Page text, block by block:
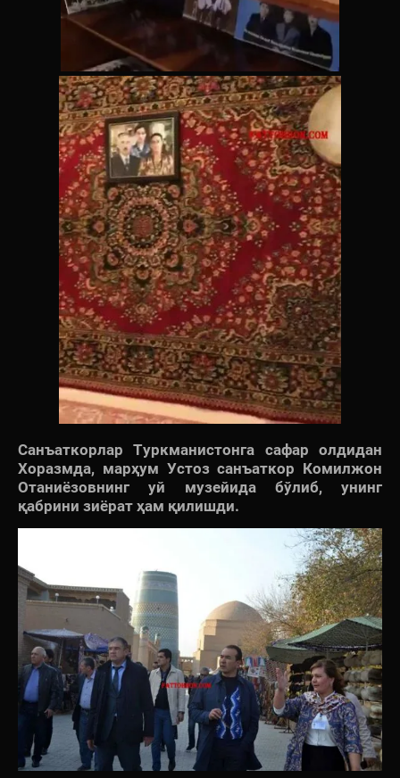
Санъаткорлар Туркманистонга сафар олдидан
Хоразмда, марҳум Устоз санъаткор Комилжон
Отаниёзовнинг уй музейида бўлиб, унинг
қабрини зиёрат ҳам қилишди.